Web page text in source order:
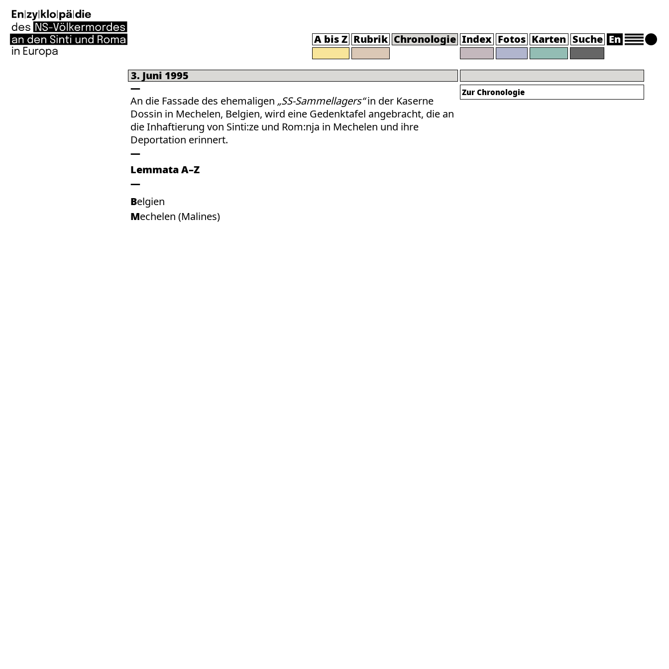
A bis Z Rubrik Chronologie Index Fotos Karten Suche En
3. Juni 1995
An die Fassade des ehemaligen „SS-Sammellagers“in der Kaserne
Dossin in Mechelen, Belgien, wird eine Gedenktafel angebracht, die an
die Inhaftierung von Sinti:ze und Rom:nja in Mechelen und ihre
Deportation erinnert.
Lemmata A–Z
Belgien
Mechelen (Malines)
Zur Chronologie